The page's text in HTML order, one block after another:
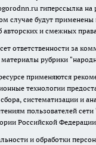
гиперссылка на
случае будут
авторских и смежных
ответственности за
материалы рубрики
применяются
технологии
систематизации и
пользователей
Российской
и обработки